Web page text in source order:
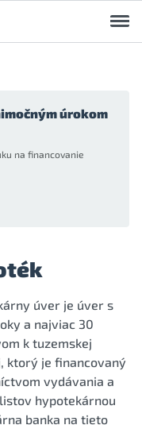
úrokom
na financovanie
úver je úver s
a najviac 30
k tuzemskej
ktorý je financovaný
vydávania a
hypotekárnou
banka na tieto